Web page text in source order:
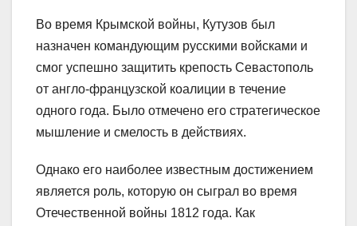
Во время Крымской войны, Кутузов был
назначен командующим русскими войсками и
смог успешно защитить крепость Севастополь
от англо-французской коалиции в течение
одного года. Было отмечено его стратегическое
мышление и смелость в действиях.
Однако его наиболее известным достижением
является роль, которую он сыграл во время
Отечественной войны 1812 года. Как